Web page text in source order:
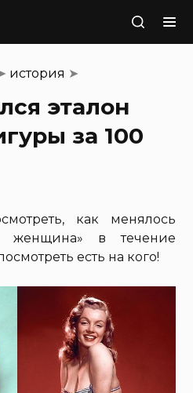
Поиск
история ➤
эталон
за 100
как менялось
женщина» в течение
есть на кого!